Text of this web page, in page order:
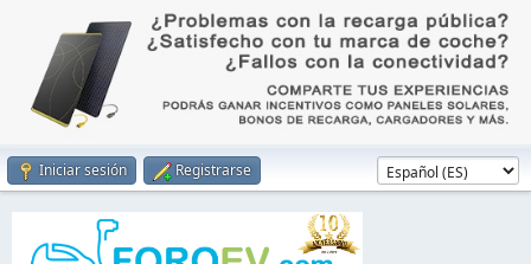
Iniciar sesión Registrarse